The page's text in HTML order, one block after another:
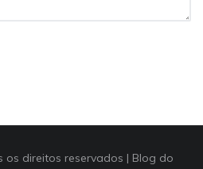
os direitos reservados | Blog do